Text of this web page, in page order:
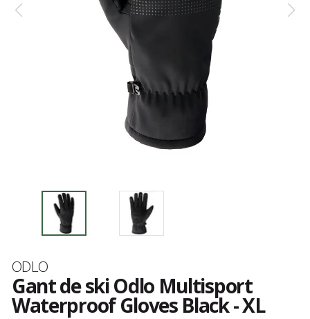
Marque
ODLO
Gant de ski Odlo Multisport
Waterproof Gloves Black - XL